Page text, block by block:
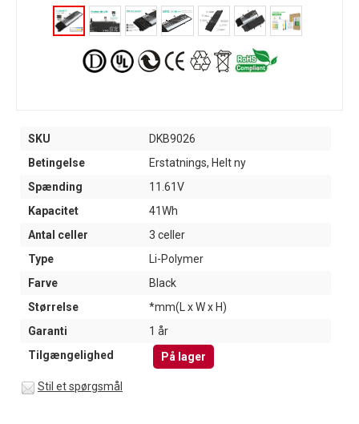
SKU
DKB9026
Betingelse
Erstatnings, Helt ny
Spænding
11.61V
Kapacitet
41Wh
Antal celler
3 celler
Type
Li-Polymer
Farve
Black
Størrelse
*mm(L x W x H)
Garanti
1 år
Tilgængelighed
På lager
Stil et spørgsmål